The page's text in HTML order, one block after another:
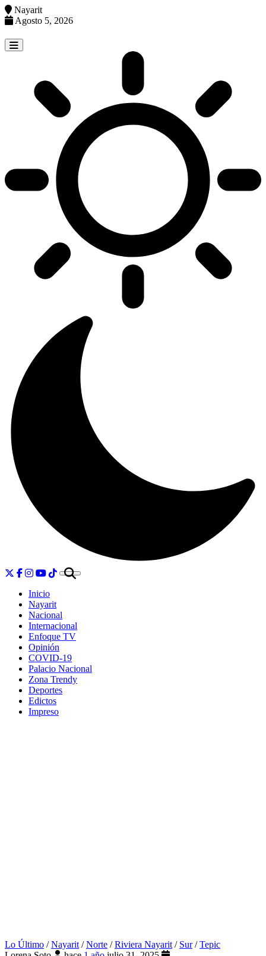
Nayarit
Agosto 5, 2026
to
content
Inicio
Nayarit
Nacional
Internacional
Enfoque TV
Opinión
COVID-19
Palacio Nacional
Zona Trendy
Deportes
Edictos
Impreso
Lo Último /Nayarit/Norte /Riviera Nayarit/ Sur/Tepic